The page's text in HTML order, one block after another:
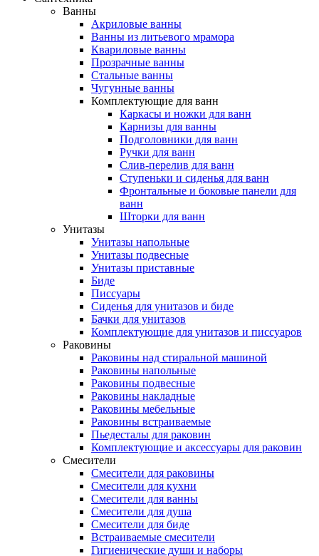
Ванны
Акриловые ванны
Ванны из литьевого мрамора
Квариловые ванны
Прозрачные ванны
Стальные ванны
Чугунные ванны
Комплектующие для ванн
Каркасы и ножки для ванн
Карнизы для ванны
Подголовники для ванн
Ручки для ванн
Слив-перелив для ванн
Ступеньки и сиденья для ванн
Фронтальные и боковые панели для
ванн
Шторки для ванн
Унитазы
Унитазы напольные
Унитазы подвесные
Унитазы приставные
Биде
Писсуары
Сиденья для унитазов и биде
Бачки для унитазов
Комплектующие для унитазов и писсуаров
Раковины
Раковины над стиральной машиной
Раковины напольные
Раковины подвесные
Раковины накладные
Раковины мебельные
Раковины встраиваемые
Пьедесталы для раковин
Комплектующие и аксессуары для раковин
Смесители
Смесители для раковины
Смесители для кухни
Смесители для ванны
Смесители для душа
Смесители для биде
Встраиваемые смесители
Гигиенические души и наборы